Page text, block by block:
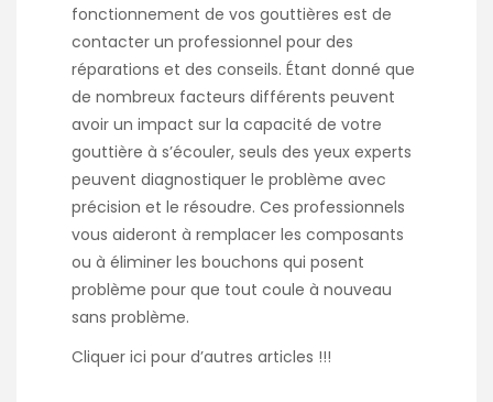
fonctionnement de vos gouttières est de
contacter un professionnel pour des
réparations et des conseils. Étant donné que
de nombreux facteurs différents peuvent
avoir un impact sur la capacité de votre
gouttière à s’écouler, seuls des yeux experts
peuvent diagnostiquer le problème avec
précision et le résoudre. Ces professionnels
vous aideront à remplacer les composants
ou à éliminer les bouchons qui posent
problème pour que tout coule à nouveau
sans problème.
Cliquer ici pour d’autres articles !!!